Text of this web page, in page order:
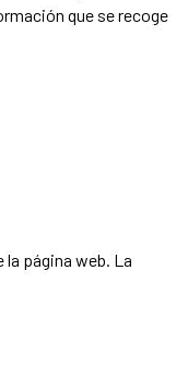
que se recoge
la página web. La